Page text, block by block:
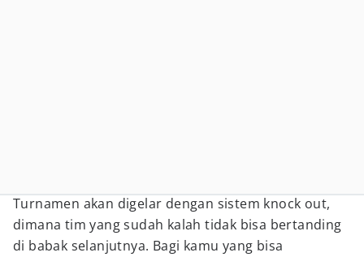
Turnamen akan digelar dengan sistem knock out,
dimana tim yang sudah kalah tidak bisa bertanding
di babak selanjutnya. Bagi kamu yang bisa